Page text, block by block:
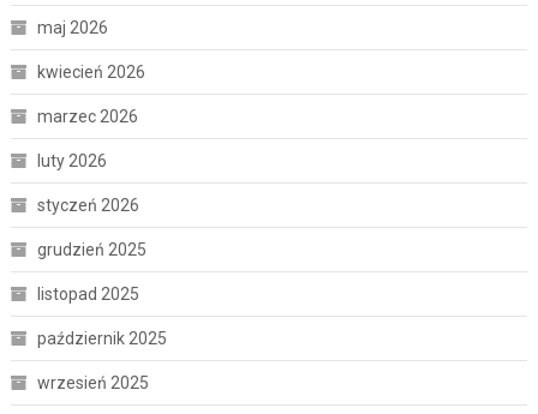
maj 2026
kwiecień 2026
marzec 2026
luty 2026
styczeń 2026
grudzień 2025
listopad 2025
październik 2025
wrzesień 2025